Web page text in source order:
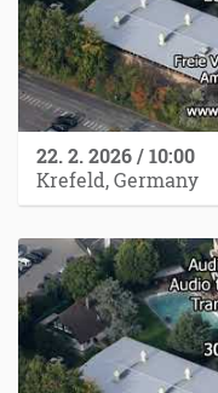
22. 2. 2026 / 10:00
Krefeld, Germany